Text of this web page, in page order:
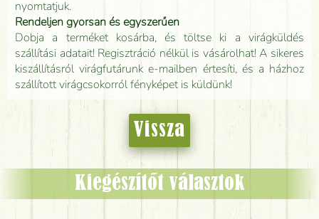
nyomtatjuk.
Rendeljen gyorsan és egyszerűen
Dobja a terméket kosárba, és töltse ki a virágküldés
szállítási adatait! Regisztráció nélkül is vásárolhat! A sikeres
kiszállításról virágfutárunk e-mailben értesíti, és a házhoz
szállított virágcsokorról fényképet is küldünk!
Vissza
Kiegészítőt választok